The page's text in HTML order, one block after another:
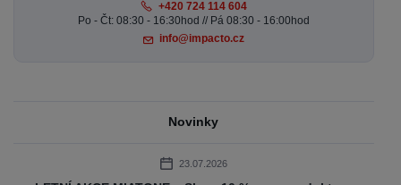
+420 724 114 604
Po - Čt: 08:30 - 16:30hod // Pá 08:30 - 16:00hod
info@impacto.cz
Novinky
23.07.2026